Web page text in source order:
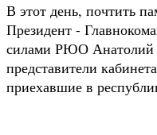
В этот день, почтить
Президент -
силами РЮО Анатолий
представители
приехавшие в